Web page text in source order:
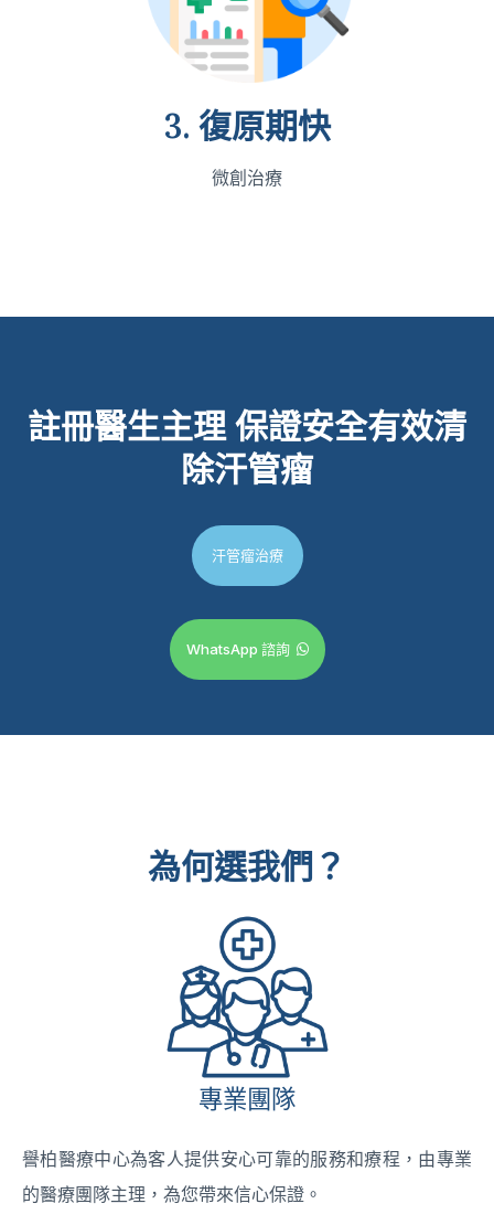
3. 復原期快
微創治療
註冊醫生主理保證安全有效清
除汗管瘤
汗管瘤治療
WhatsApp 諮詢
為何選我們？
專業團隊
譽柏醫療中心為客人提供安心可靠的服務和療程，由專業
的醫療團隊主理，為您帶來信心保證。